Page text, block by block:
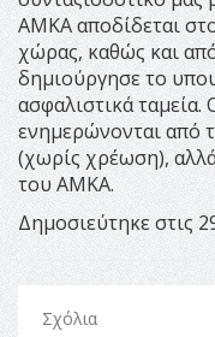
ΑΜΚΑ αποδίδεται
χώρας, καθώς και
δημιούργησε το
ασφαλιστικά
ενημερώνονται από
(χωρίς χρέωση),
του ΑΜΚΑ.
Δημοσιεύτηκε στις
Σχόλια